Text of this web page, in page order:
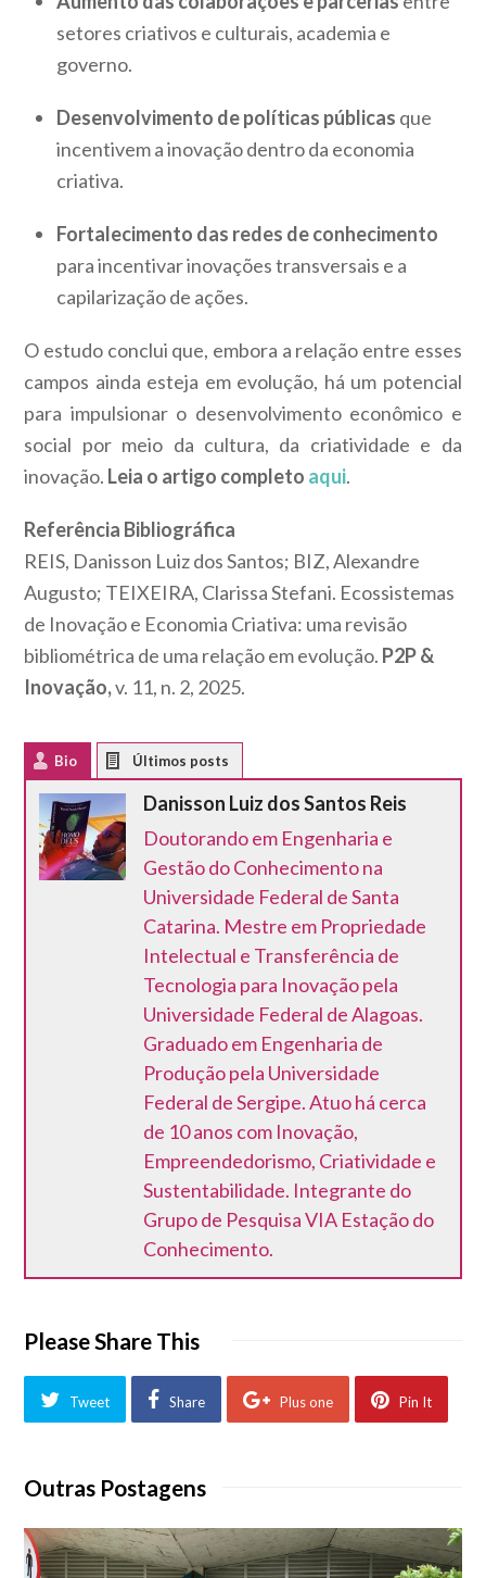
setores criativos e culturais, academia e
governo.
Desenvolvimento de políticas públicas que
incentivem a inovação dentro da economia
criativa.
Fortalecimento das redes de conhecimento
para incentivar inovações transversais e a
capilarização de ações.
O estudo conclui que, embora a relação entre esses
campos ainda esteja em evolução, há um potencial
para impulsionar o desenvolvimento econômico e
social por meio da cultura, da criatividade e da
inovação. Leia o artigo completo aqui.
Referência Bibliográfica
REIS, Danisson Luiz dos Santos; BIZ, Alexandre
Augusto; TEIXEIRA, Clarissa Stefani. Ecossistemas
de Inovação e Economia Criativa: uma revisão
bibliométrica de uma relação em evolução. P2P &
Inovação,v. 11, n. 2, 2025.
Bio
Danisson Luiz dos Santos Reis
Doutorando em Engenharia e
Gestão do Conhecimento na
Universidade Federal de Santa
Catarina. Mestre em Propriedade
Intelectual e Transferência de
Tecnologia para Inovação pela
Universidade Federal de Alagoas.
Graduado em Engenharia de
Produção pela Universidade
Federal de Sergipe. Atuo há cerca
de 10 anos com Inovação,
Empreendedorismo, Criatividade e
Sustentabilidade. Integrante do
Grupo de Pesquisa VIA Estação do
Conhecimento.
Please Share This
Tweet Share Plus one Pin It
Outras Postagens